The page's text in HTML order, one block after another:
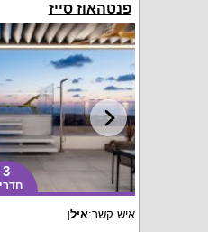
פנטהאוז סייז
3
איש קשר:אילן